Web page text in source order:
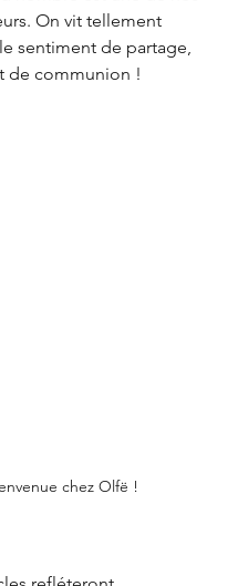
On vit tellement
sentiment de partage,
de communion !
chez Olfë !